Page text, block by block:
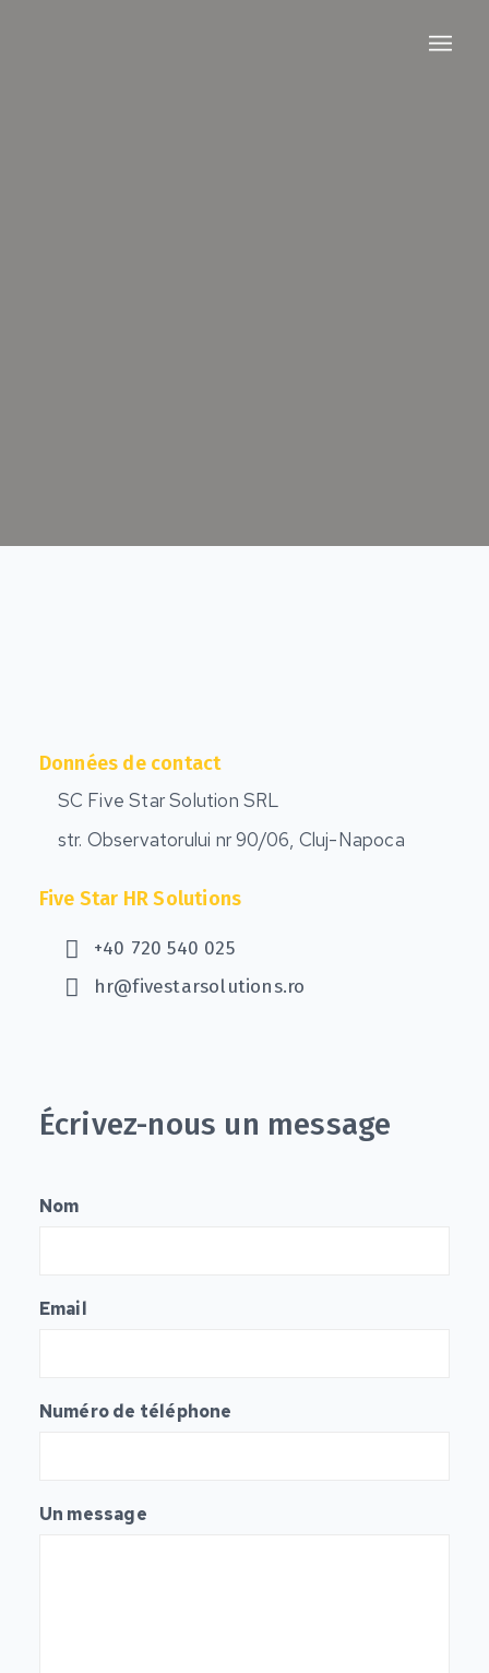
Données de contact
SC Five Star Solution SRL
str. Observatorului nr 90/06, Cluj-Napoca
Five Star HR Solutions
+40 720 540 025
hr@fivestarsolutions.ro
Écrivez-nous un message
Nom
Email
Numéro de téléphone
Un message